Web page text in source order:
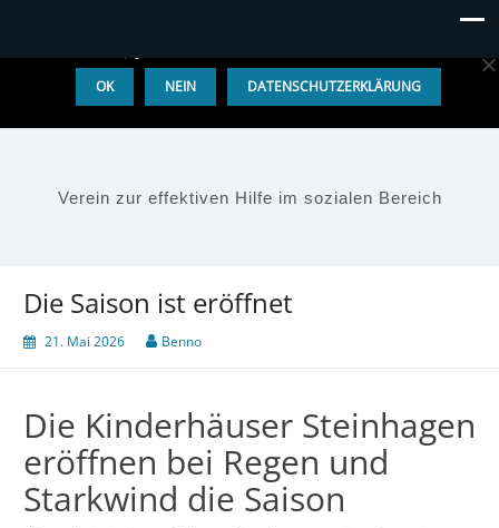
Verein zur effektiven Hilfe im sozialen Bereich
Die Saison ist eröffnet
21. Mai 2026 Benno
Die Kinderhäuser Steinhagen
eröffnen bei Regen und
Starkwind die Saison
OK NEIN DATENSCHUTZERKLÄRUNG